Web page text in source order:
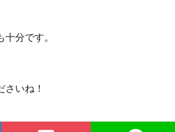
分です。
いね！